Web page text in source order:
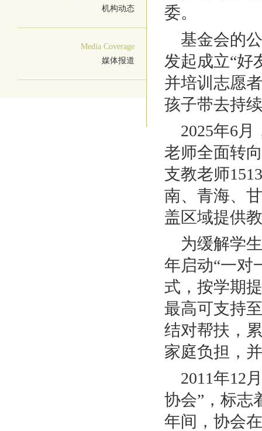
机构动态
Media Coverage
媒体报道
委。
基金会的
发起成立“好
并培训志愿
孩子带去持
2025年6
老师全面转
支教老师
南、青海、
盖区域提供
为缓解学
年启动“一对
式，按学期
最高可支持
结对帮扶，
家庭负担，
2011年12
协会”，标志
年间，协会